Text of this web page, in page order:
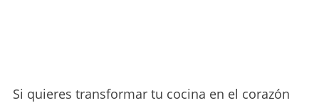
Si quieres transformar tu cocina en el corazón